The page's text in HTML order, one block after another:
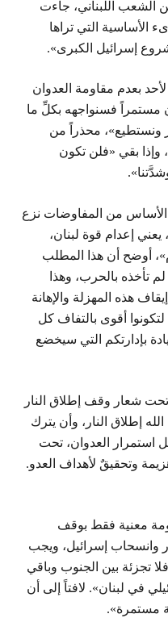
الشعب اللبناني، جاءت
الأساسية التي تراها
إسرائيل الكبرى».
بعدم مقاومة العدوان
مستمراً فسنواجهه بكلِّ ما
ونستطيع»، محذراً من
وإذا بقي «فلن تكون
الأساس من المفاوضات نزع
إعدام قوة لبنان،
أوضح أن هذا المطلب
تأخذه بالحرب، وهذا
هذه المهزلة والإهانة
أقوى بالتفاف كل
بإدارتكم التي سيخضع
شعار وقف إطلاق النار
إطلاق النار، وأن يترك
استمرار العدوان، تحت
وتحقيقٌ لأهداف العدو.
معنية فقط بوقف
وانسحاب إسرائيل، ويجب
تجزئة بين الجنوب وباقي
في لبنان». لافتاً إلى أن
مستمرة».